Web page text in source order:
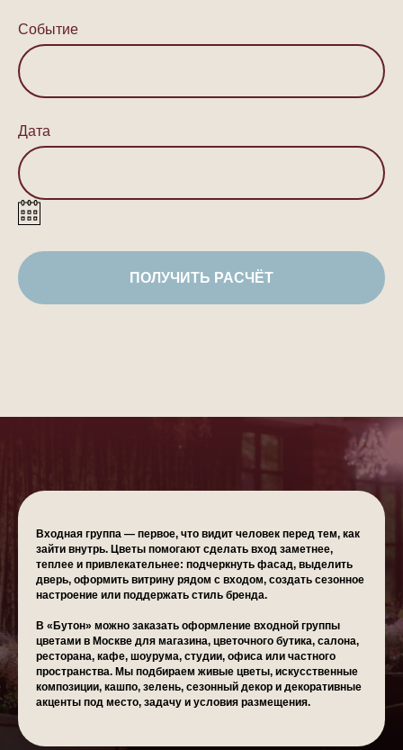
Событие
Дата
ПОЛУЧИТЬ РАСЧЁТ
Входная группа — первое, что видит человек перед тем, как
зайти внутрь. Цветы помогают сделать вход заметнее,
теплее и привлекательнее: подчеркнуть фасад, выделить
дверь, оформить витрину рядом с входом, создать сезонное
настроение или поддержать стиль бренда.
В «Бутон» можно заказать оформление входной группы
цветами в Москве для магазина, цветочного бутика, салона,
ресторана, кафе, шоурума, студии, офиса или частного
пространства. Мы подбираем живые цветы, искусственные
композиции, кашпо, зелень, сезонный декор и декоративные
акценты под место, задачу и условия размещения.